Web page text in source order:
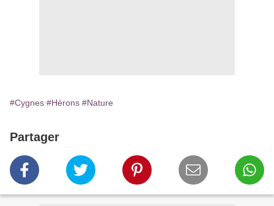
#Cygnes #Hérons #Nature
Partager